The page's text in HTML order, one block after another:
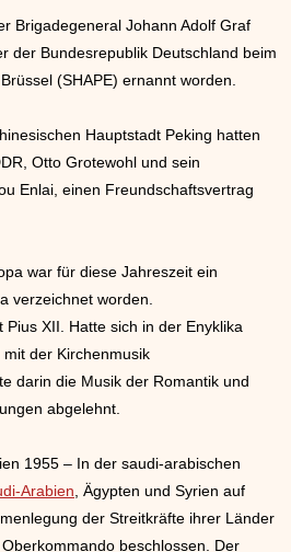
Brigadegeneral Johann Adolf Graf
der Bundesrepublik Deutschland beim
(SHAPE) ernannt worden.
Hauptstadt Peking hatten
Otto Grotewohl und sein
Enlai, einen Freundschaftsvertrag
war für diese Jahreszeit ein
verzeichnet worden.
XII. Hatte sich in der Enyklika
mit der Kirchenmusik
darin die Musik der Romantik und
abgelehnt.
1955 – In der saudi-arabischen
Arabien , Ägypten und Syrien auf
der Streitkräfte ihrer Länder
beschlossen. Der